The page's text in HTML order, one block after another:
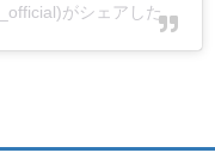
コラボレーションスペース Takt(@takt_official)がシェアした投稿